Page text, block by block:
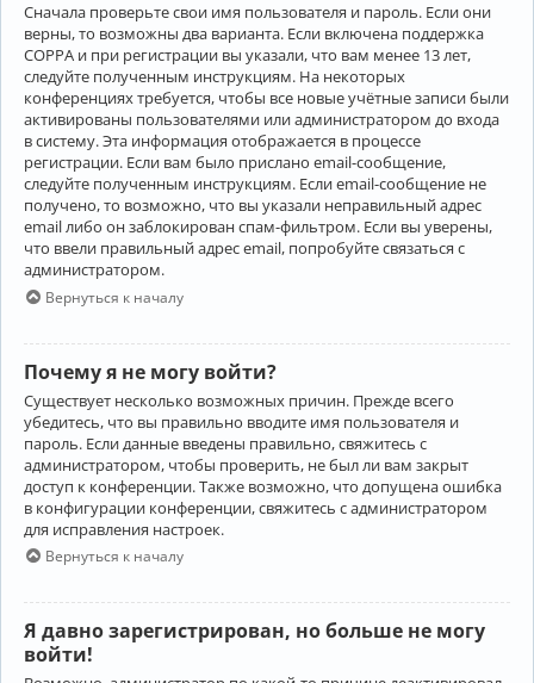
Сначала проверьте свои имя пользователя и пароль. Если они
верны, то возможны два варианта. Если включена поддержка
COPPA и при регистрации вы указали, что вам менее 13 лет,
следуйте полученным инструкциям. На некоторых
конференциях требуется, чтобы все новые учётные записи были
активированы пользователями или администратором до входа
в систему. Эта информация отображается в процессе
регистрации. Если вам было прислано email-сообщение,
следуйте полученным инструкциям. Если email-сообщение не
получено, то возможно, что вы указали неправильный адрес
email либо он заблокирован спам-фильтром. Если вы уверены,
что ввели правильный адрес email, попробуйте связаться с
администратором.
Вернуться к началу
Почему я не могу войти?
Существует несколько возможных причин. Прежде всего
убедитесь, что вы правильно вводите имя пользователя и
пароль. Если данные введены правильно, свяжитесь с
администратором, чтобы проверить, не был ли вам закрыт
доступ к конференции. Также возможно, что допущена ошибка
в конфигурации конференции, свяжитесь с администратором
для исправления настроек.
Вернуться к началу
Я давно зарегистрирован, но больше не могу
войти!